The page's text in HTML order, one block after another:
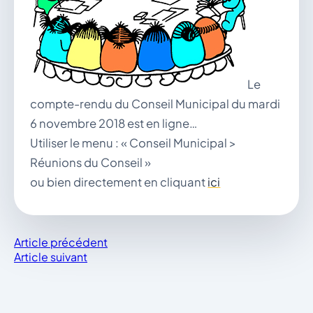
vous.
04 74 38 22 78
mairie@douvres.fr
140 Place de la Babillière, 01500 Douvres
Contacter la mairie
Le guichet des associations
publier une annonce
Le
compte-rendu du Conseil Municipal du mardi
6 novembre 2018 est en ligne…
Utiliser le menu : « Conseil Municipal >
Réunions du Conseil »
ou bien directement en cliquantici
Article précédent
Article suivant